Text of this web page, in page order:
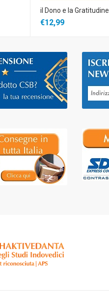
il Dono e la Gratitudine
€12,99